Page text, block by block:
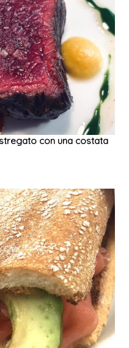
con una costata